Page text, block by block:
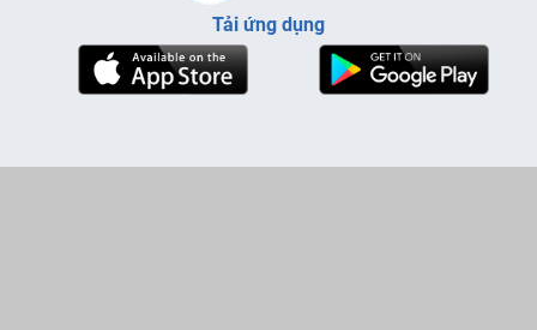
Tải ứng dụng